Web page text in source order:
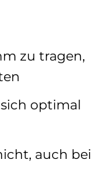
zu tragen,
optimal
auch bei